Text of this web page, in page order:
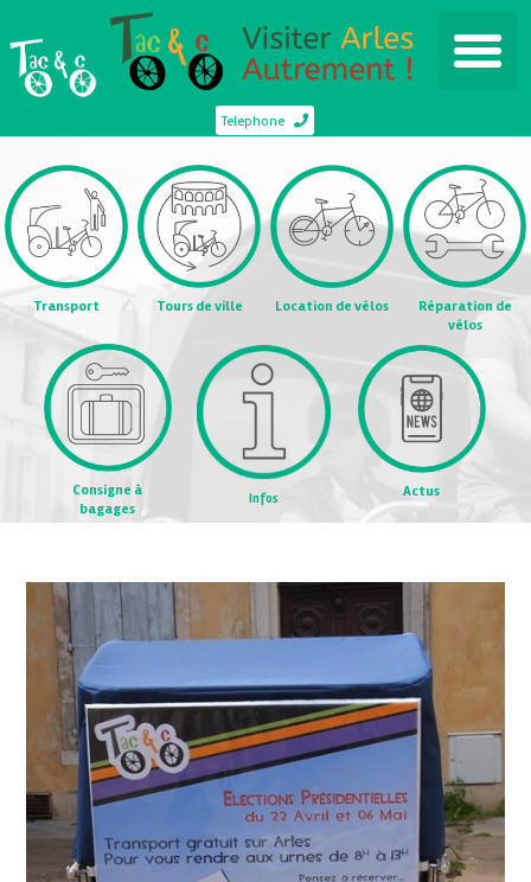
Telephone
Transport Tours de ville Location de vélos
Réparation de
vélos
Consigne à
bagages
Infos Actus